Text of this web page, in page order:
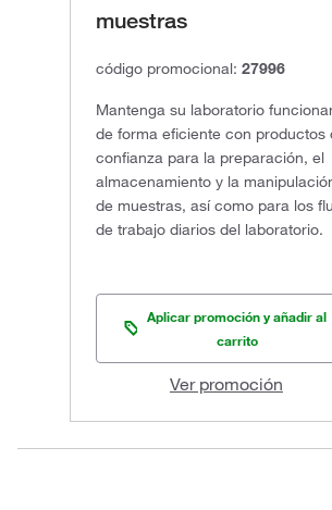
muestras
código promocional: 27996
Mantenga su laboratorio
de forma eficiente con productos
confianza para la preparación, el
almacenamiento y la
de muestras, así como para los
de trabajo diarios del laboratorio.
Aplicar promoción y añadir al
carrito
Ver promoción